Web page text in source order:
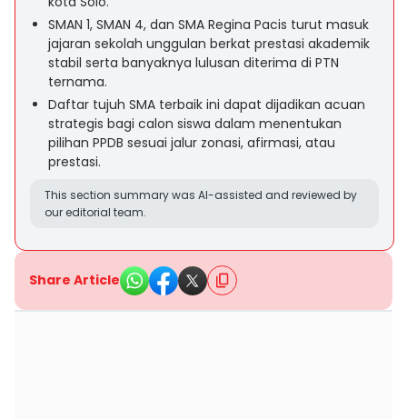
SMAN 1, SMAN 4, dan SMA Regina Pacis turut masuk
jajaran sekolah unggulan berkat prestasi akademik
stabil serta banyaknya lulusan diterima di PTN
ternama.
Daftar tujuh SMA terbaik ini dapat dijadikan acuan
strategis bagi calon siswa dalam menentukan
pilihan PPDB sesuai jalur zonasi, afirmasi, atau
prestasi.
This section summary was AI-assisted and reviewed by
our editorial team.
Share Article